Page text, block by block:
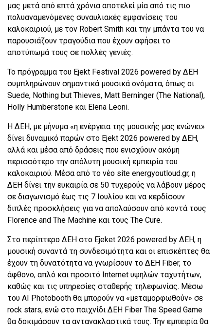
μας μετά από επτά χρόνια αποτελεί μία από τις πιο
πολυαναμενόμενες συναυλιακές εμφανίσεις του
καλοκαιριού, με τον Robert Smith και την μπάντα του να
παρουσιάζουν τραγούδια που έχουν αφήσει το
αποτύπωμά τους σε πολλές γενιές.
Το πρόγραμμα του Ejekt Festival 2026 powered by ΔΕΗ
συμπληρώνουν σημαντικά μουσικά ονόματα, όπως οι
Suede, Nothing but Thieves, Matt Berninger (The National),
Holly Humberstone και Elena Leoni.
Η ΔEΗ, με μήνυμα «η ενέργεια της μουσικής μας ενώνει»
δίνει δυναμικό παρών στο Ejekt 2026 powered by ΔΕΗ,
αλλά και μέσα από δράσεις που ενισχύουν ακόμη
περισσότερο την απόλυτη μουσική εμπειρία του
καλοκαιριού. Μέσα από το νέο site energyoutloud.gr, η
ΔEΗ δίνει την ευκαιρία σε 50 τυχερούς να λάβουν μέρος
σε διαγωνισμό έως τις 7 Ιουλίου και να κερδίσουν
διπλές προσκλήσεις για να απολαύσουν από κοντά τους
Florence and The Machine και τους The Cure.
Στο περίπτερο ΔEΗ στο Ejeket 2026 powered by ΔΕΗ, η
μουσική συναντά τη συνδεσιμότητα και οι επισκέπτες θα
έχουν τη δυνατότητα να γνωρίσουν το ΔΕΗ Fiber, το
άφθονο, απλό και προσιτό Internet υψηλών ταχυτήτων,
καθώς και τις υπηρεσίες σταθερής τηλεφωνίας. Μέσω
του AI Photobooth θα μπορούν να «μεταμορφωθούν» σε
rock stars, ενώ στο παιχνίδι ΔΕΗ Fiber The Speed Game
θα δοκιμάσουν τα αντανακλαστικά τους. Την εμπειρία θα